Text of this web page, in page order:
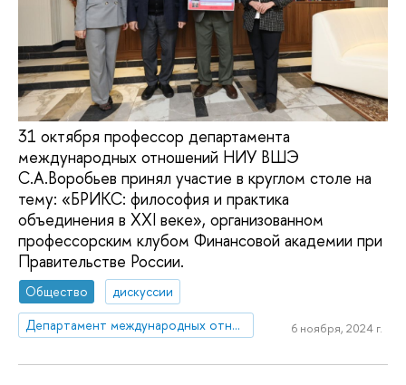
31 октября профессор департамента
международных отношений НИУ ВШЭ
С.А.Воробьев принял участие в круглом столе на
тему: «БРИКС: философия и практика
объединения в ХХI веке», организованном
профессорским клубом Финансовой академии при
Правительстве России.
Общество
дискуссии
Департамент международных отношений
6 ноября, 2024 г.